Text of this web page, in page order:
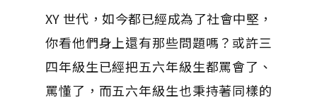
XY 世代，如今都已經成為了社會中堅，
你看他們身上還有那些問題嗎？或許三
四年級生已經把五六年級生都罵會了、
罵懂了，而五六年級生也秉持著同樣的